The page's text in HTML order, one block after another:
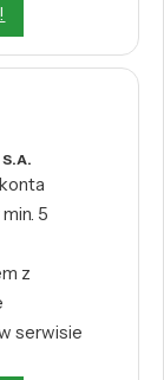
5
z
serwisie